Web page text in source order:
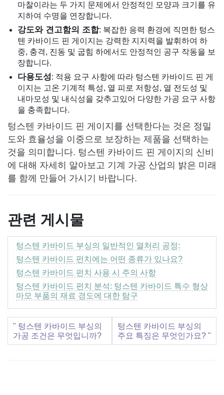
마찰이라는 두 가지 문제에서 안정적인 모양과 크기를 유
지하여 수명을 연장합니다.
강도와 견고함의 조합: 복잡한 응력 환경에 직면한 텅스
텐 카바이드 핀 게이지는 강력한 지지력을 발휘하여 하
중, 충격, 진동 및 굽힘 하에서도 안정적인 공구 작동을 보
장합니다.
다용도성: 적용 요구 사항에 따라 텅스텐 카바이드 핀 게
이지는 고온 기계적 특성, 열 피로 저항성, 열 전도성 및
내마모성 및 내식성을 갖추고있어 다양한 가공 요구 사항
을 충족합니다.
텅스텐 카바이드 핀 게이지를 선택한다는 것은 정밀
도와 효율성을 이중으로 보장하는 제품을 선택하는
것을 의미합니다. 텅스텐 카바이드 핀 게이지의 신비
에 대해 자세히 알아보고 기계 가공 산업의 밝은 미래
를 함께 만들어 가시기 바랍니다.
관련 게시물
텅스텐 카바이드 부싱의 일반적인 열처리 공정:
텅스텐 카바이드 펀치에는 어떤 종류가 있나요?
텅스텐 카바이드 펀치 사용 시 주의 사항
텅스텐 카바이드 펀치 분석: 텅스텐 카바이드 특수 형상
마모 부품의 재료 경도에 대한 탐구
" 텅스텐 카바이드 부싱의
가공 조건은 무엇입니까?
텅스텐 카바이드 부싱의
주요 특징은 무엇인가요? "